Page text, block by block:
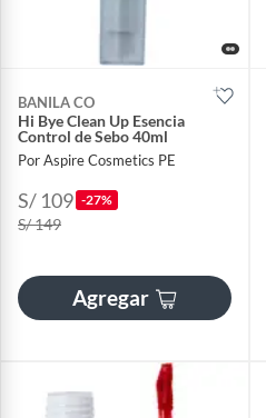
BANILA CO
Hi Bye Clean Up Esencia
Control de Sebo 40ml
Por Aspire Cosmetics PE
S/ 109 -27%
S/ 149
Agregar